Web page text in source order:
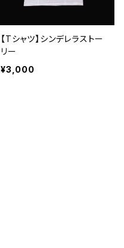
【Tシャツ】シンデレラストー
リー
¥3,000